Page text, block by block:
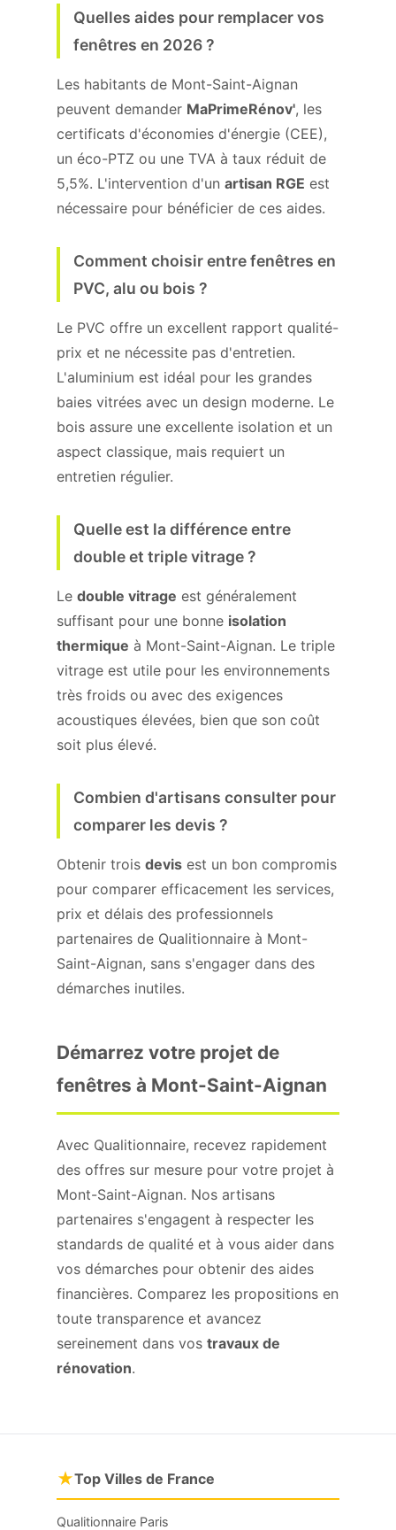
Quelles aides pour remplacer vos
fenêtres en 2026 ?
Les habitants de Mont-Saint-Aignan
peuvent demander MaPrimeRénov', les
certificats d'économies d'énergie (CEE),
un éco-PTZ ou une TVA à taux réduit de
5,5%. L'intervention d'un artisan RGE est
nécessaire pour bénéficier de ces aides.
Comment choisir entre fenêtres en
PVC, alu ou bois ?
Le PVC offre un excellent rapport qualité-
prix et ne nécessite pas d'entretien.
L'aluminium est idéal pour les grandes
baies vitrées avec un design moderne. Le
bois assure une excellente isolation et un
aspect classique, mais requiert un
entretien régulier.
Quelle est la différence entre
double et triple vitrage ?
Le double vitrage est généralement
suffisant pour une bonne isolation
thermique à Mont-Saint-Aignan. Le triple
vitrage est utile pour les environnements
très froids ou avec des exigences
acoustiques élevées, bien que son coût
soit plus élevé.
Combien d'artisans consulter pour
comparer les devis ?
Obtenir trois devis est un bon compromis
pour comparer efficacement les services,
prix et délais des professionnels
partenaires de Qualitionnaire à Mont-
Saint-Aignan, sans s'engager dans des
démarches inutiles.
Démarrez votre projet de
fenêtres à Mont-Saint-Aignan
Avec Qualitionnaire, recevez rapidement
des offres sur mesure pour votre projet à
Mont-Saint-Aignan. Nos artisans
partenaires s'engagent à respecter les
standards de qualité et à vous aider dans
vos démarches pour obtenir des aides
financières. Comparez les propositions en
toute transparence et avancez
sereinement dans vos travaux de
rénovation.
★Top Villes de France
Qualitionnaire Paris